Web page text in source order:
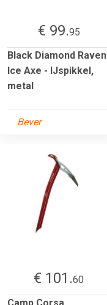
€ 99.95
Black Diamond Raven
Ice Axe - IJspikkel,
metal
Bever
€ 101.60